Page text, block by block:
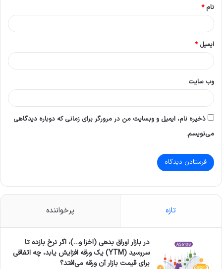
نام*
ایمیل*
وب‌ سایت
ذخیره نام، ایمیل و وبسایت من در مرورگر برای زمانی که دوباره دیدگاهی
می‌نویسم.
تازه پرخواننده
در بازار اوراق بدهی (اخزا و…)، اگر نرخ بازده تا
سررسید (YTM) یک ورقه افزایش یابد، چه اتفاقی
برای قیمت بازار آن ورقه می‌افتد؟